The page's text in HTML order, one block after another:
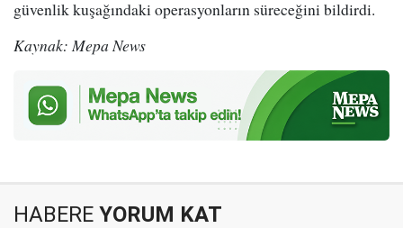
güvenlik kuşağındaki operasyonların süreceğini bildirdi.
Kaynak: Mepa News
HABERE YORUM KAT